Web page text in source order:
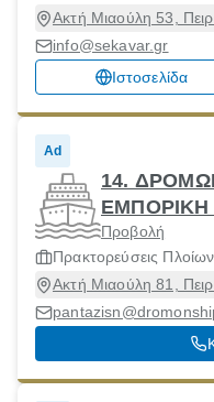
Ακτή Μιαούλη 53,
info@sekavar.gr
Ιστοσελίδα
Ad
14.
ΕΜΠΟΡΙΚΗ
Προβολή
Πρακτορεύσεις
Ακτή Μιαούλη 81,